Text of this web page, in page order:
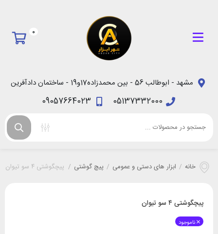
0
مشهد - ابوطالب 56 - بین محمدزاده17و19 - ساختمان دادآفرین
05137332000
09057664023
خانه / ابزار های دستی و عمومی / پیچ گوشتی / پیچگوشتی ۴ سو تیوان
پیچگوشتی ۴ سو تیوان
ناموجود